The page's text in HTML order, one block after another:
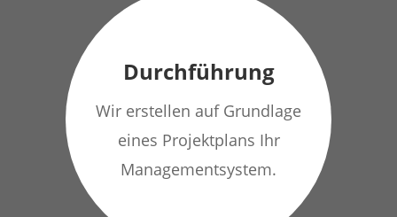
Durchführung
Wir erstellen auf Grundlage
eines Projektplans Ihr
Managementsystem.